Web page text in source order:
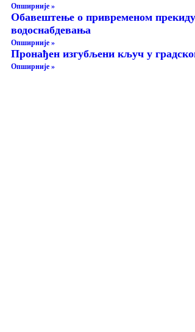
Опширније »
Обавештење о привременом прекиду
водоснабдевања
Опширније »
Пронађен изгубљени кључ у
Опширније »